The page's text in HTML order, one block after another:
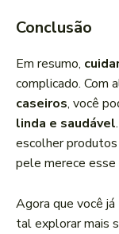
Conclusão
Em resumo,
complicado. Com
caseiros, você
linda e saudável
escolher
pele merece esse
Agora que você
tal explorar mais